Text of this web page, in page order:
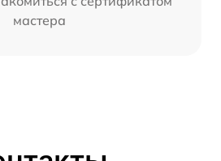
мастера